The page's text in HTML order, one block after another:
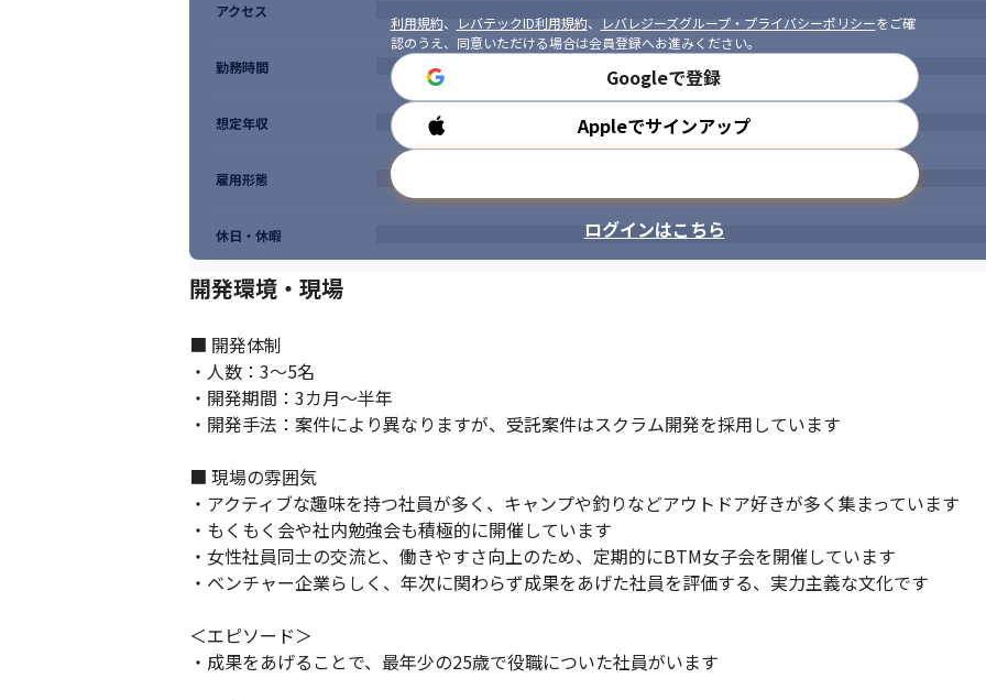
利用規約、 レバテックID利用規約、 レバレジーズグループ・プライバシーポリシーをご確
認のうえ、同意いただける場合は会員登録へお進みください。
Googleで登録
Appleでサインアップ
ログインはこちら
アクセス
勤務時間
想定年収
雇用形態
休日・休暇
開発環境・現場
■ 開発体制
・人数：3～5名
・開発期間：3カ月～半年
・開発手法：案件により異なりますが、受託案件はスクラム開発を採用しています
■ 現場の雰囲気
・アクティブな趣味を持つ社員が多く、キャンプや釣りなどアウトドア好きが多く集まっています
・もくもく会や社内勉強会も積極的に開催しています
・女性社員同士の交流と、働きやすさ向上のため、定期的にBTM女子会を開催しています
・ベンチャー企業らしく、年次に関わらず成果をあげた社員を評価する、実力主義な文化です
＜エピソード＞
・成果をあげることで、最年少の25歳で役職についた社員がいます